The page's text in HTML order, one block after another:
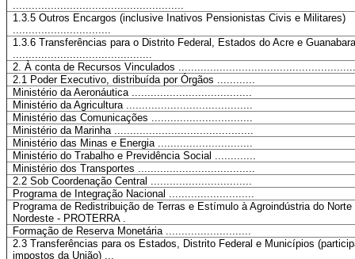
1.3.5 Outros Encargos (inclusive Inativos Pensionistas Civis e Militares)
1.3.6 Transferências para o Distrito Federal, Estados do Acre e
2. À conta de Recursos Vinculados
2.1 Poder Executivo, distribuída por Órgãos ............
Ministério da Aeronáutica ......................................
Ministério da Agricultura ........................................
Ministério das Comunicações ................................
Ministério da Marinha ............................................
Ministério das Minas e Energia ..............................
Ministério do Trabalho e Previdência Social .............
Ministério dos Transportes .....................................
2.2 Sob Coordenação Central ................................
Programa de Integração Nacional ...........................
Programa de Redistribuição de Terras e Estímulo à Agroindústria do Norte
Nordeste - PROTERRA .
Formação de Reserva Monetária ...........................
2.3 Transferências para os Estados, Distrito Federal e Municípios
impostos da União) ...